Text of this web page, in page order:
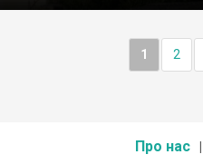
1 2
Про нас